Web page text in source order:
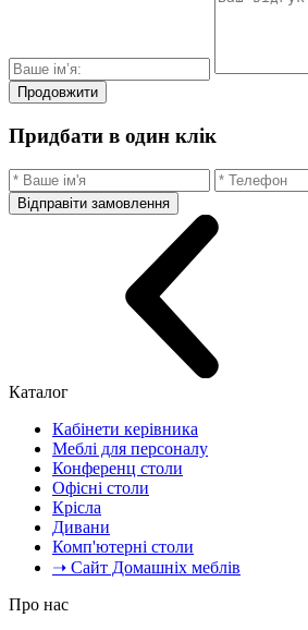
Продовжити
Придбати в один клік
Відправіти замовлення
Каталог
Кабінети керівника
Меблі для персоналу
Конференц столи
Офісні столи
Крісла
Дивани
Комп'ютерні столи
➝ Сайт Домашніх меблів
Про нас